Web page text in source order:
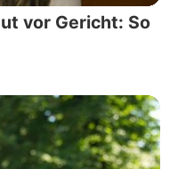
vor Gericht: So